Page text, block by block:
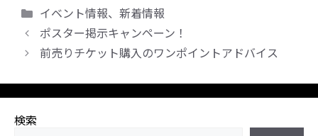
カ
テ
ゴ
リ
イベント情報、 新着情報
ポスター掲示キャンペーン！
前売りチケット購入のワンポイントアドバイス
検索